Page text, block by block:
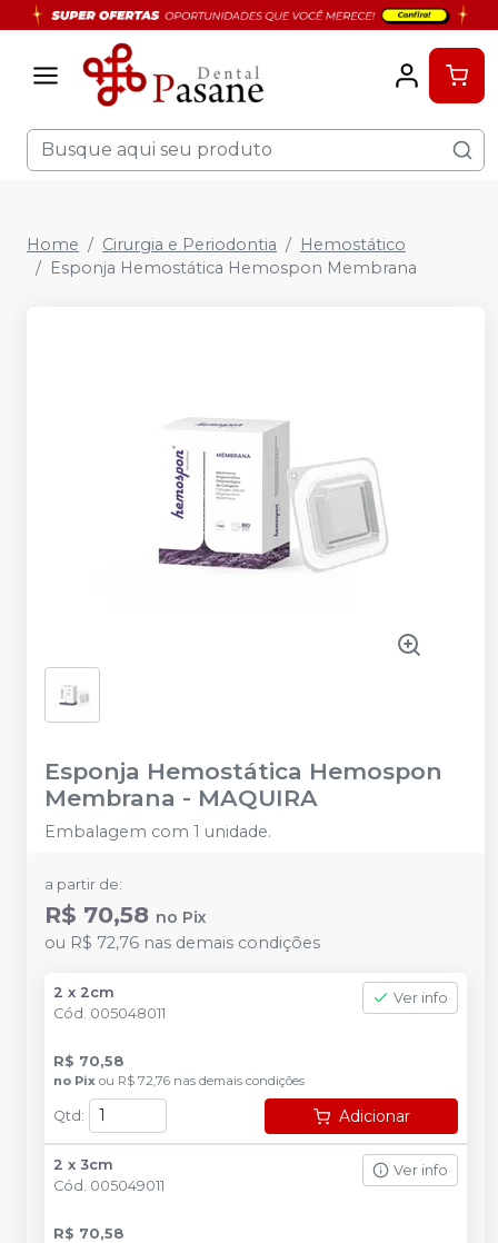
Home Cirurgia e Periodontia
Hemostático
Esponja Hemostática Hemospon Membrana
Esponja Hemostática Hemospon
Membrana - MAQUIRA
Embalagem com 1 unidade.
a partir de:
R$ 70,58 no Pix
ou R$ 72,76 nas demais condições
2 x 2cm
Cód. 005048011
Ver info
R$ 70,58
no Pix ou R$ 72,76 nas demais condições
Qtd : Adicionar
2 x 3cm
Cód. 005049011
Ver info
R$ 70,58